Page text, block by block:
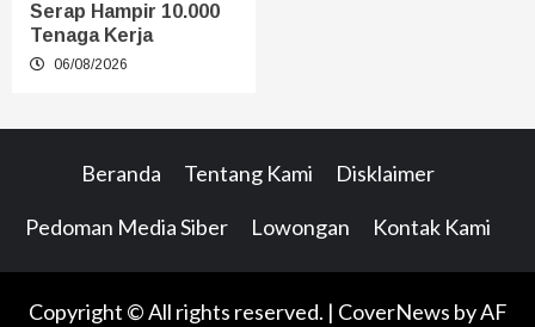
Serap Hampir 10.000
Tenaga Kerja
06/08/2026
Beranda Tentang Kami Disklaimer
Pedoman Media Siber Lowongan Kontak Kami
Copyright © All rights reserved. | CoverNews by AF